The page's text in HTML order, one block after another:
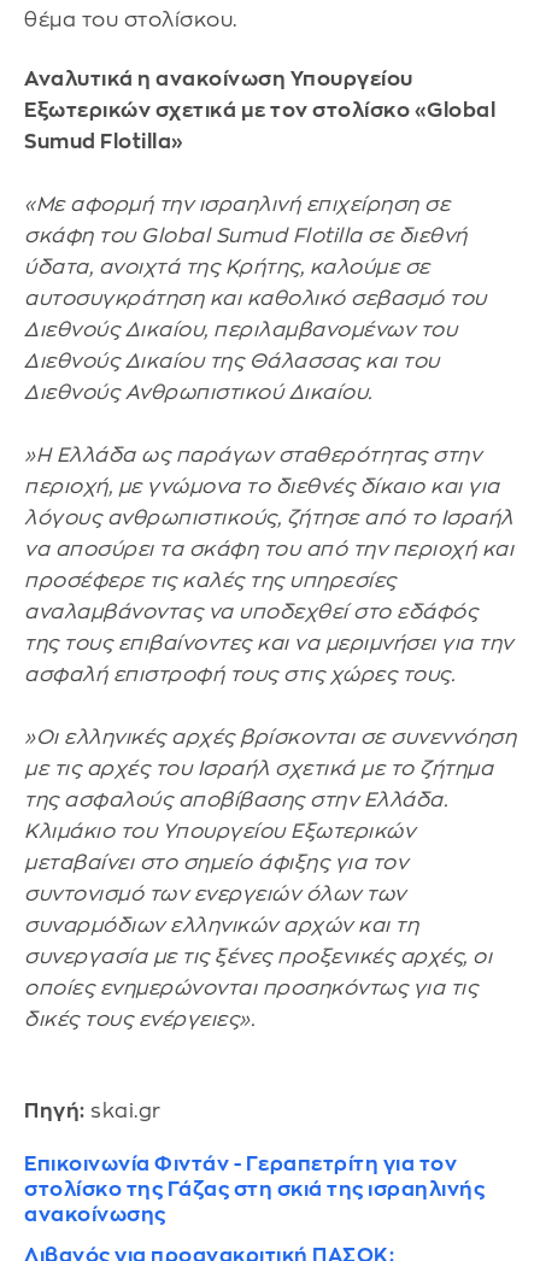
θέμα του στολίσκου.
Αναλυτικά η ανακοίνωση Υπουργείου
Εξωτερικών σχετικά με τον στολίσκο «Global
Sumud Flotilla»
«Με αφορμή την ισραηλινή επιχείρηση σε
σκάφη του Global Sumud Flotilla σε διεθνή
ύδατα, ανοιχτά της Κρήτης, καλούμε σε
αυτοσυγκράτηση και καθολικό σεβασμό του
Διεθνούς Δικαίου, περιλαμβανομένων του
Διεθνούς Δικαίου της Θάλασσας και του
Διεθνούς Ανθρωπιστικού Δικαίου.
»Η Ελλάδα ως παράγων σταθερότητας στην
περιοχή, με γνώμονα το διεθνές δίκαιο και για
λόγους ανθρωπιστικούς, ζήτησε από το Ισραήλ
να αποσύρει τα σκάφη του από την περιοχή και
προσέφερε τις καλές της υπηρεσίες
αναλαμβάνοντας να υποδεχθεί στο εδάφός
της τους επιβαίνοντες και να μεριμνήσει για την
ασφαλή επιστροφή τους στις χώρες τους.
»Οι ελληνικές αρχές βρίσκονται σε συνεννόηση
με τις αρχές του Ισραήλ σχετικά με το ζήτημα
της ασφαλούς αποβίβασης στην Ελλάδα.
Κλιμάκιο του Υπουργείου Εξωτερικών
μεταβαίνει στο σημείο άφιξης για τον
συντονισμό των ενεργειών όλων των
συναρμόδιων ελληνικών αρχών και τη
συνεργασία με τις ξένες προξενικές αρχές, οι
οποίες ενημερώνονται προσηκόντως για τις
δικές τους ενέργειες».
Πηγή: skai.gr
Επικοινωνία Φιντάν - Γεραπετρίτη για τον
στολίσκο της Γάζας στη σκιά της ισραηλινής
ανακοίνωσης
Λιβανός για προανακριτική ΠΑΣΟΚ: